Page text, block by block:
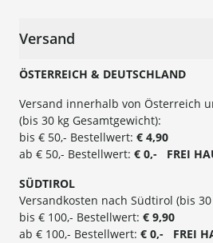
Versand
ÖSTERREICH & DEUTSCHLAND
Versand innerhalb von Österreich
(bis 30 kg Gesamtgewicht):
bis € 50,- Bestellwert: € 4,90
ab € 50,- Bestellwert: € 0,- FREI
SÜDTIROL
Versandkosten nach Südtirol (bis
bis € 100,- Bestellwert: € 9,90
ab € 100,- Bestellwert: € 0,- FREI